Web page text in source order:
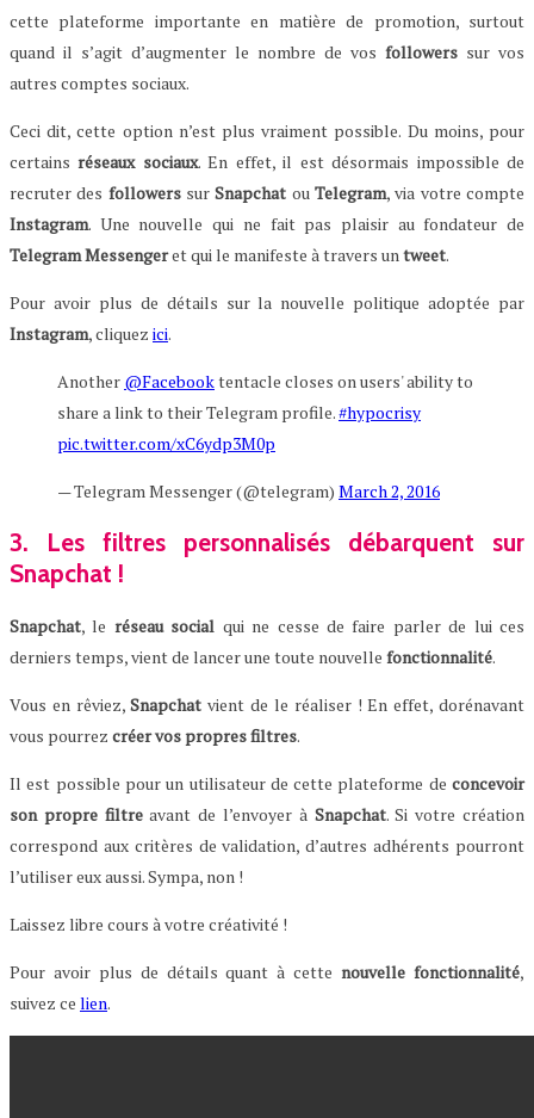
cette plateforme importante en matière de promotion, surtout
quand il s’agit d’augmenter le nombre de vos followers sur vos
autres comptes sociaux.
Ceci dit, cette option n’est plus vraiment possible. Du moins, pour
certainsréseaux sociaux. En effet, il est désormais impossible de
recruter des followerssurSnapchat ouTelegram, via votre compte
Instagram. Une nouvelle qui ne fait pas plaisir au fondateur de
TelegramMessengeret qui le manifeste à travers untweet.
Pour avoir plus de détails sur la nouvelle politique adoptée par
Instagram, cliquez ici.
Another @Facebooktentacle closes on users' ability to
share a link to their Telegram profile.#hypocrisy
pic.twitter.com/xC6ydp3M0p
— Telegram Messenger (@telegram) March 2, 2016
3. Les filtres personnalisés débarquent sur
Snapchat !
Snapchat, le réseau social qui ne cesse de faire parler de lui ces
derniers temps, vient de lancer une toute nouvelle fonctionnalité.
Vous en rêviez,Snapchat vient de le réaliser ! En effet, dorénavant
vous pourrez créervospropresfiltres.
Il est possible pour un utilisateur de cette plateforme de concevoir
son propre filtreavant de l’envoyer à Snapchat. Si votre création
correspond aux critères de validation, d’autres adhérents pourront
l’utiliser eux aussi. Sympa, non !
Laissez libre cours à votre créativité !
Pour avoir plus de détails quant à cettenouvelle fonctionnalité,
suivez ce lien.